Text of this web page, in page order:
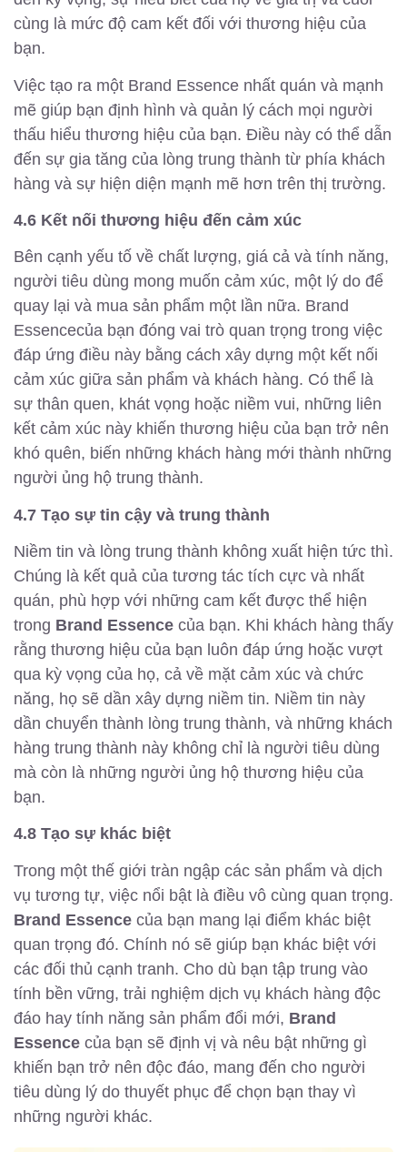
cùng là mức độ cam kết đối với thương hiệu của
bạn.
Việc tạo ra một Brand Essence nhất quán và mạnh
mẽ giúp bạn định hình và quản lý cách mọi người
thấu hiểu thương hiệu của bạn. Điều này có thể dẫn
đến sự gia tăng của lòng trung thành từ phía khách
hàng và sự hiện diện mạnh mẽ hơn trên thị trường.
4.6 Kết nối thương hiệu đến cảm xúc
Bên cạnh yếu tố về chất lượng, giá cả và tính năng,
người tiêu dùng mong muốn cảm xúc, một lý do để
quay lại và mua sản phẩm một lần nữa. Brand
Essencecủa bạn đóng vai trò quan trọng trong việc
đáp ứng điều này bằng cách xây dựng một kết nối
cảm xúc giữa sản phẩm và khách hàng. Có thể là
sự thân quen, khát vọng hoặc niềm vui, những liên
kết cảm xúc này khiến thương hiệu của bạn trở nên
khó quên, biến những khách hàng mới thành những
người ủng hộ trung thành.
4.7 Tạo sự tin cậy và trung thành
Niềm tin và lòng trung thành không xuất hiện tức thì.
Chúng là kết quả của tương tác tích cực và nhất
quán, phù hợp với những cam kết được thể hiện
trong Brand Essence của bạn. Khi khách hàng thấy
rằng thương hiệu của bạn luôn đáp ứng hoặc vượt
qua kỳ vọng của họ, cả về mặt cảm xúc và chức
năng, họ sẽ dần xây dựng niềm tin. Niềm tin này
dần chuyển thành lòng trung thành, và những khách
hàng trung thành này không chỉ là người tiêu dùng
mà còn là những người ủng hộ thương hiệu của
bạn.
4.8 Tạo sự khác biệt
Trong một thế giới tràn ngập các sản phẩm và dịch
vụ tương tự, việc nổi bật là điều vô cùng quan trọng.
Brand Essence của bạn mang lại điểm khác biệt
quan trọng đó. Chính nó sẽ giúp bạn khác biệt với
các đối thủ cạnh tranh. Cho dù bạn tập trung vào
tính bền vững, trải nghiệm dịch vụ khách hàng độc
đáo hay tính năng sản phẩm đổi mới, Brand
Essence của bạn sẽ định vị và nêu bật những gì
khiến bạn trở nên độc đáo, mang đến cho người
tiêu dùng lý do thuyết phục để chọn bạn thay vì
những người khác.